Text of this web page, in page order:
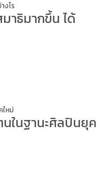
งไร
าธิมากขึ้น ได้
ใหม่
ในฐานะศิลปินยุค